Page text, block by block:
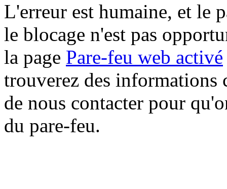
L'erreur est humaine, et le
le blocage n'est pas
la page Pare-feu web activé
trouverez des informations
de nous contacter pour
du pare-feu.